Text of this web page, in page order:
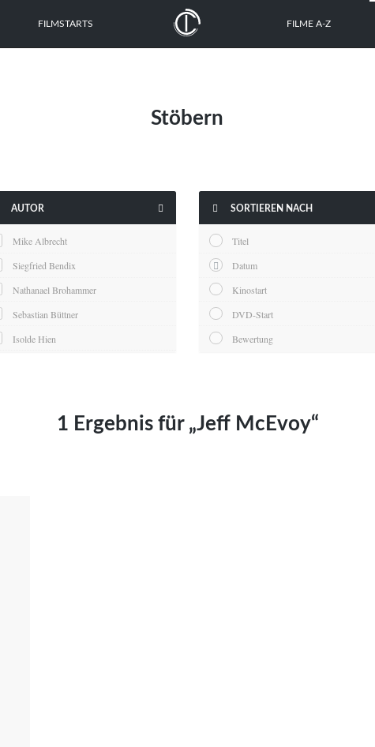
FILMSTARTS FILME A-Z
Stöbern
AUTOR 
Mike Albrecht
Siegfried Bendix
Nathanael Brohammer
Sebastian Büttner
Isolde Hien
 SORTIEREN NACH
Titel
Datum
Kinostart
DVD-Start
Bewertung
1 Ergebnis für „Jeff McEvoy“